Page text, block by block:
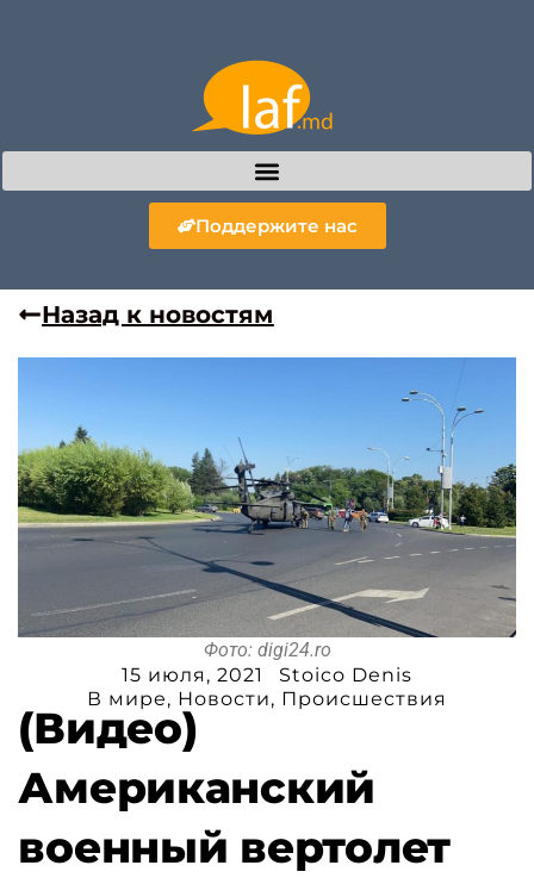
Поддержите нас
Назад к новостям
Фото: digi24.ro
15 июля, 2021
Stoico Denis
В мире, Новости, Происшествия
(Видео)
Американский
военный вертолет